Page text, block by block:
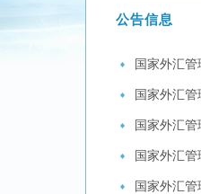
公告信息
国家外汇
国家外汇
国家外汇
国家外汇
国家外汇